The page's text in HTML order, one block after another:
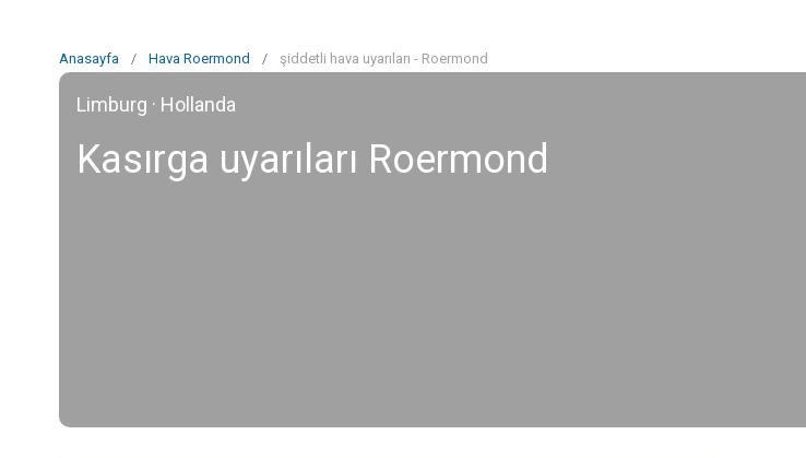
Anasayfa / Hava Roermond / şiddetli hava uyarıları - Roermond
Limburg · Hollanda
Kasırga uyarıları Roermond